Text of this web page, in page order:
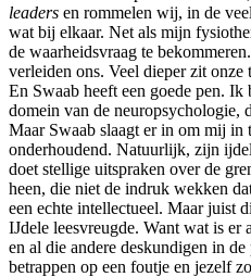
leaders en rommelen wij, in de
wat bij elkaar. Net als mijn
de waarheidsvraag te
verleiden ons. Veel dieper zit
En Swaab heeft een goede pen. Ik
domein van de neuropsychologie,
Maar Swaab slaagt er in om mij
onderhoudend. Natuurlijk, zijn
doet stellige uitspraken over de
heen, die niet de indruk wekken
een echte intellectueel. Maar juist
IJdele leesvreugde. Want wat is er
en al die andere deskundigen in
betrappen op een foutje en jezelf